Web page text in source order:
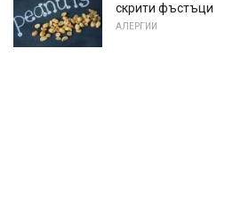
скрити фъстъци
АЛЕРГИИ